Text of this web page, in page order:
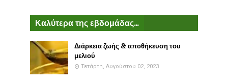
Καλύτερα της εβδομάδας...
Διάρκεια ζωής & αποθήκευση του
μελιού
Τετάρτη, Αυγούστου 02, 2023